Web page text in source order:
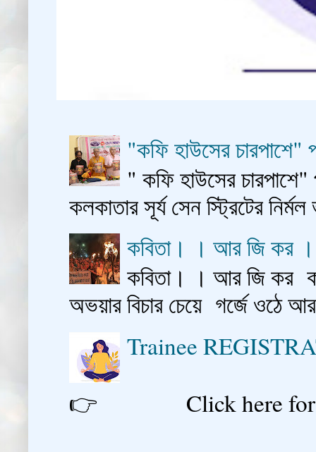
"কফি হাউসের
" কফি হাউসের
কলকাতার সূর্য সেন স্ট্রিটের
কবিতা। । আর জি কর
কবিতা। । আর জি কর
অভয়ার বিচার চেয়ে গর্জে
Trainee
👉 Click here for